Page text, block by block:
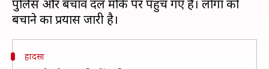
पुलिस और बचाव दल मौके पर पहुंच गए हैं। लोगों को
हादसा